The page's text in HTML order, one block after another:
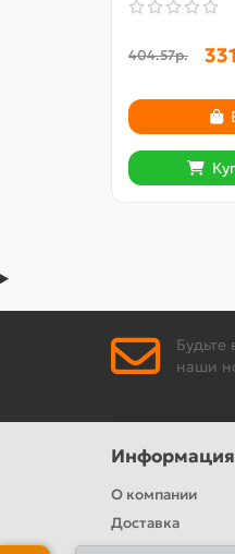
404.57р.
наши
Информация
О компании
Доставка